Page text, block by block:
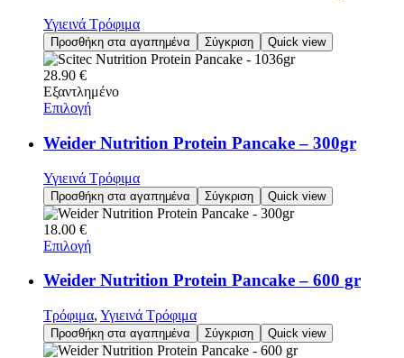
Υγιεινά Τρόφιμα
Προσθήκη στα αγαπημένα Σύγκριση Quick view
28.90 €
Εξαντλημένο
Επιλογή
Weider Nutrition Protein Pancake – 300gr
Υγιεινά Τρόφιμα
Προσθήκη στα αγαπημένα Σύγκριση Quick view
18.00 €
Επιλογή
Weider Nutrition Protein Pancake – 600 gr
Τρόφιμα, Υγιεινά Τρόφιμα
Προσθήκη στα αγαπημένα Σύγκριση Quick view